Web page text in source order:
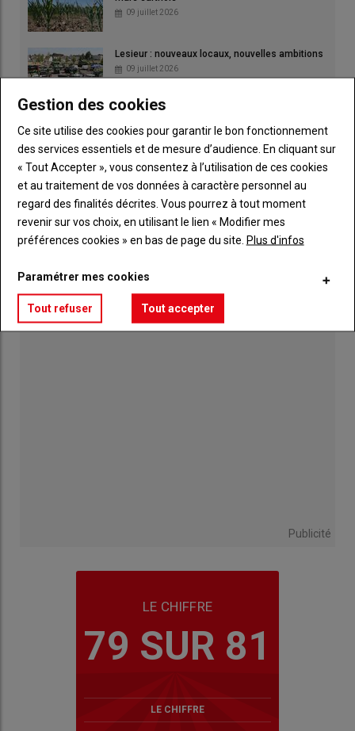
09 juillet 2026
Lesieur : nouveaux locaux, nouvelles ambitions
09 juillet 2026
FDSEA et JA mettent la pression sur l'État
23 juillet 2026
Face à l'urgence, la FDSEA et JA interpellent
l'État
09 juillet 2026
réclame un plan d'urgence
30 juillet 2026
Publicité
LE CHIFFRE
79 SUR 81
LE CHIFFRE
Gestion des cookies
Ce site utilise des cookies pour garantir le bon fonctionnement
des services essentiels et de mesure d’audience. En cliquant sur
« Tout Accepter », vous consentez à l’utilisation de ces cookies
et au traitement de vos données à caractère personnel au
regard des finalités décrites. Vous pourrez à tout moment
revenir sur vos choix, en utilisant le lien « Modifier mes
préférences cookies » en bas de page du site. Plus d'infos
Paramétrer mes cookies
Tout refuser Tout accepter